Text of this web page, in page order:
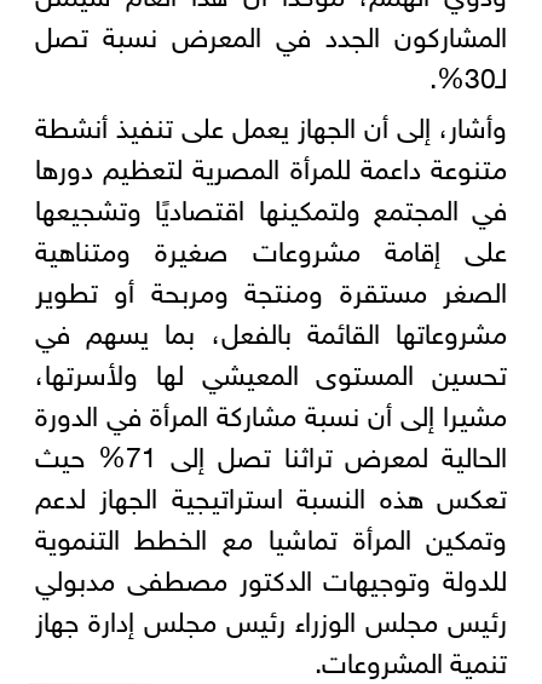
المشاركون الجدد في المعرض نسبة تصل
لـ30%.
وأشار، إلى أن الجهاز يعمل على تنفيذ أنشطة
متنوعة داعمة للمرأة المصرية لتعظيم دورها
في المجتمع ولتمكينها اقتصاديًا وتشجيعها
على إقامة مشروعات صغيرة ومتناهية
الصغر مستقرة ومنتجة ومربحة أو تطوير
مشروعاتها القائمة بالفعل، بما يسهم في
تحسين المستوى المعيشي لها ولأسرتها،
مشيرا إلى أن نسبة مشاركة المرأة في الدورة
الحالية لمعرض تراثنا تصل إلى 71% حيث
تعكس هذه النسبة استراتيجية الجهاز لدعم
وتمكين المرأة تماشيا مع الخطط التنموية
للدولة وتوجيهات الدكتور مصطفى مدبولي
رئيس مجلس الوزراء رئيس مجلس إدارة جهاز
تنمية المشروعات.